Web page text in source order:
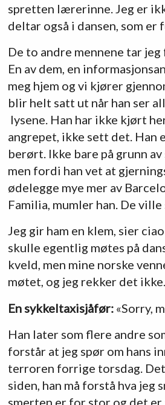
spretten lærerinne. Jeg er
deltar også i dansen, som er
De to andre mennene tar
En av dem, en
meg hjem og vi kjører
blir helt satt ut når han ser
lysene. Han har ikke kjørt
angrepet, ikke sett det. Han
berørt. Ikke bare på grunn
men fordi han vet at
ødelegge mye mer av
Familia, mumler han. De ville
Jeg gir ham en klem, sier
skulle egentlig møtes på
kveld, men mine norske
møtet, og jeg rekker det ikke.
En sykkeltaxisjåfør:«Sorry,
Han later som flere andre
forstår at jeg spør om hans
terroren forrige torsdag.
siden, han må forstå hva jeg
smerten er for stor og det